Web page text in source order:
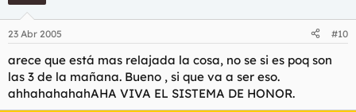
23 Abr 2005 #10
arece que está mas relajada la cosa, no se si es poq son
las 3 de la mañana. Bueno , si que va a ser eso.
ahhahahahahAHA VIVA EL SISTEMA DE HONOR.